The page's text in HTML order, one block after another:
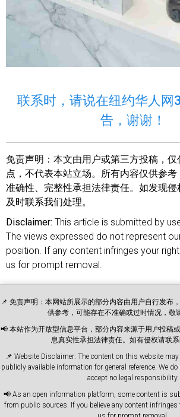
联系时，请说在纽约华人网
告，谢谢！
免责声明： 本文由用户或第三方投稿，
点，不代表本站立场。所有内容仅供参
准确性、完整性承担法律责任。如发现
及时联系我们处理。
Disclaimer: This article is submitted by
The views expressed do not represent
position. If any content infringes your
us for prompt removal.
📌 免责声明：本网站所展示的部分内容由用户自行发布
供参考，可能存在不准确或过时情况，敬
📢 本站作为开放型信息平台，部分内容来源于用户投稿
息真实性承担法律责任。如有侵权请联系
📌 Website Disclaimer: The content on this website
publicly available information for general reference. We
accept no legal responsibility.
📢 As an open information platform, some content is
from public sources. If you believe any content